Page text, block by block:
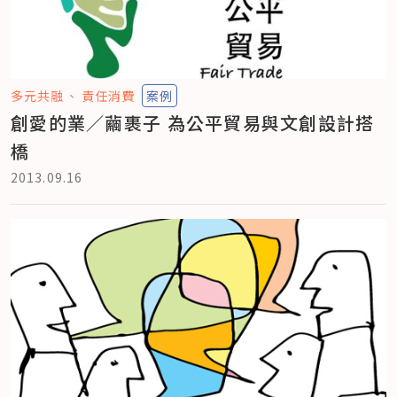
多元共融 責任消費 案例
創愛的業／繭裹子 為公平貿易與文創設計搭
橋
2013.09.16